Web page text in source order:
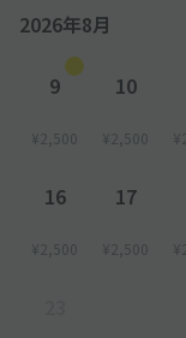
【出庫方法】
１. 出庫前に駐車券
い。 駐車券、
処理をさせていただ
入れになった場合
2026年8月
9
¥2,500
10
¥2,500
16
¥2,500
17
¥2,500